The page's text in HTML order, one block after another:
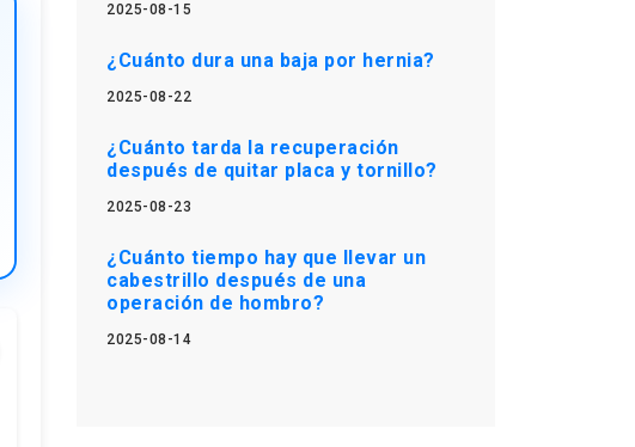
2025-08-15
¿Cuánto dura una baja por hernia?
2025-08-22
¿Cuánto tarda la recuperación
después de quitar placa y tornillo?
2025-08-23
¿Cuánto tiempo hay que llevar un
cabestrillo después de una
operación de hombro?
2025-08-14